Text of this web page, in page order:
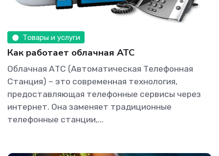
Товары и услуги
Как работает облачная АТС
Облачная АТС (Автоматическая Телефонная
Станция) – это современная технология,
предоставляющая телефонные сервисы через
интернет. Она заменяет традиционные
телефонные станции,...